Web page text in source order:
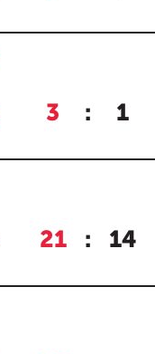
3 : 1
21 : 14